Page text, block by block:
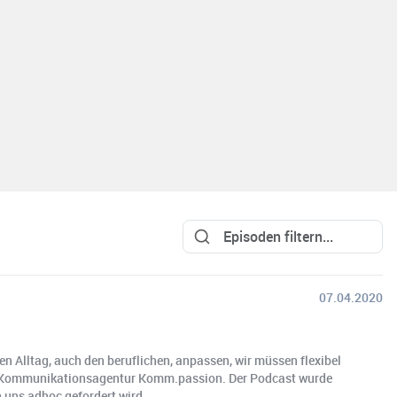
07.04.2020
Alltag, auch den beruflichen, anpassen, wir müssen flexibel
Komm.passion. Der Podcast wurde